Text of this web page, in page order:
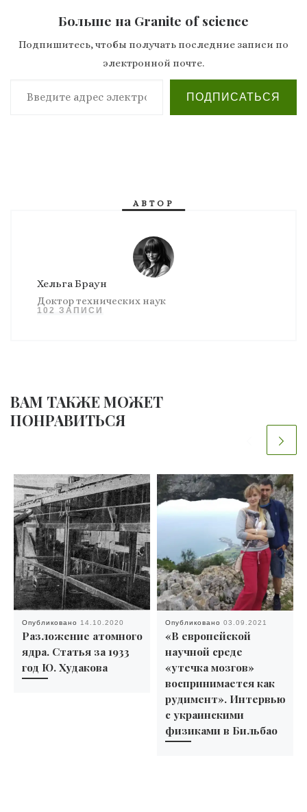
Больше на Granite of science
Подпишитесь, чтобы получать последние записи по
электронной почте.
Введите адрес электронной почты…
ПОДПИСАТЬСЯ
АВТОР
Хельга Браун
Доктор технических наук
102 ЗАПИСИ
ВАМ ТАКЖЕ МОЖЕТ
ПОНРАВИТЬСЯ
Опубликовано 14.10.2020
Разложение атомного
ядра. Статья за 1933
год Ю. Худакова
Опубликовано 03.09.2021
«В европейской
научной среде
«утечка мозгов»
воспринимается как
рудимент». Интервью
с украинскими
физиками в Бильбао